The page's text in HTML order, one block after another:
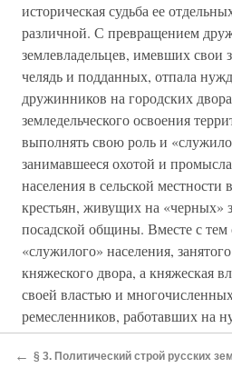
историческая судьба ее
различной. С превращением
землевладельцев, имевших свои
челядь и подданных, отпала
дружинников на городских
земледельческого освоения
выполнять свою роль и
занимавшееся охотой и
населения в сельской местности
крестьян, живущих на «черных»
посадской общины. Вместе с тем
«служилого» населения,
княжеского двора, а княжеская
своей властью и
ремесленников, работавших на
было необходимо, и на нужды
(например, изготовляя оружие).
←